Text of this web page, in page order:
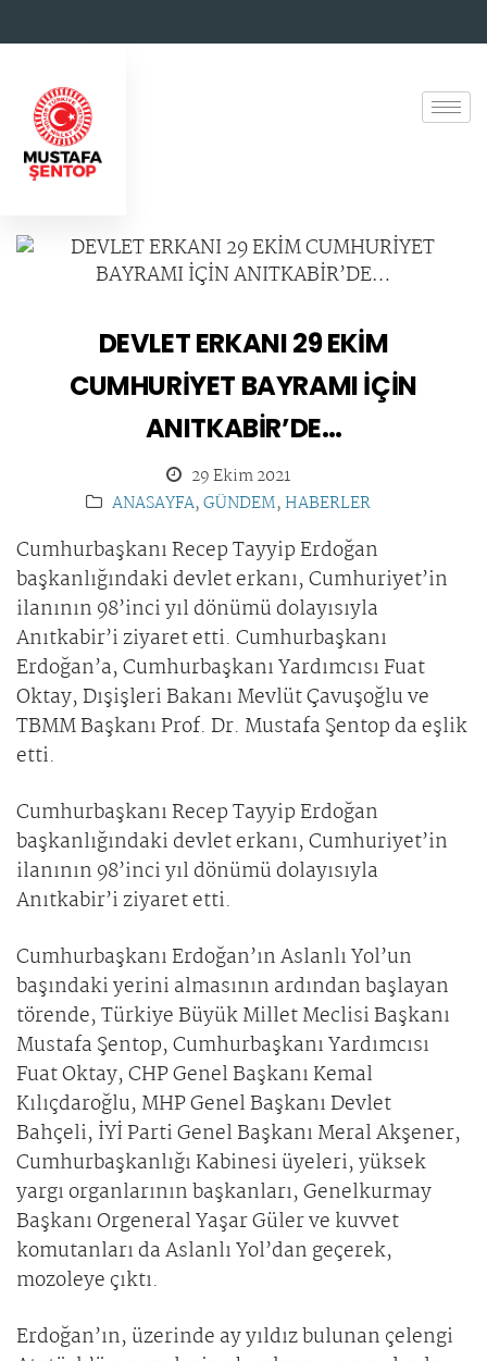
DEVLET ERKANI 29 EKİM
CUMHURİYET BAYRAMI İÇİN
ANITKABİR’DE…
29 Ekim 2021
ANASAYFA,GÜNDEM,HABERLER
Cumhurbaşkanı Recep Tayyip Erdoğan
başkanlığındaki devlet erkanı, Cumhuriyet’in
ilanının 98’inci yıl dönümü dolayısıyla
Anıtkabir’i ziyaret etti. Cumhurbaşkanı
Erdoğan’a, Cumhurbaşkanı Yardımcısı Fuat
Oktay, Dışişleri Bakanı Mevlüt Çavuşoğlu ve
TBMM Başkanı Prof. Dr. Mustafa Şentop da eşlik
etti.
Cumhurbaşkanı Recep Tayyip Erdoğan
başkanlığındaki devlet erkanı, Cumhuriyet’in
ilanının 98’inci yıl dönümü dolayısıyla
Anıtkabir’i ziyaret etti.
Cumhurbaşkanı Erdoğan’ın Aslanlı Yol’un
başındaki yerini almasının ardından başlayan
törende, Türkiye Büyük Millet Meclisi Başkanı
Mustafa Şentop, Cumhurbaşkanı Yardımcısı
Fuat Oktay, CHP Genel Başkanı Kemal
Kılıçdaroğlu, MHP Genel Başkanı Devlet
Bahçeli, İYİ Parti Genel Başkanı Meral Akşener,
Cumhurbaşkanlığı Kabinesi üyeleri, yüksek
yargı organlarının başkanları, Genelkurmay
Başkanı Orgeneral Yaşar Güler ve kuvvet
komutanları da Aslanlı Yol’dan geçerek,
mozoleye çıktı.
Erdoğan’ın, üzerinde ay yıldız bulunan çelengi